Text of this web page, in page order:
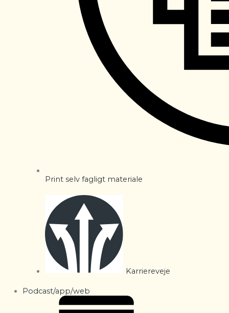
Print selv fagligt materiale
Karriereveje
Podcast/app/web